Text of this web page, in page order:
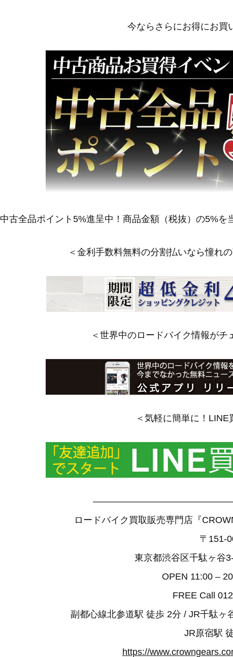
今ならさらにお得にお買
中古全品ポイント5%進呈中！商品金額（税抜）の5%を
＜金利手数料無料の分割払いなら憧れ
＜世界中のロードバイク情報がチ
＜気軽に簡単に！LINE
ロードバイク買取販売専門店『
〒151-
東京都渋谷区千駄ヶ谷
OPEN 11:00 –
FREE Call
副都心線北参道駅 徒歩 2分 / JR千駄ヶ
JR原宿駅
https://